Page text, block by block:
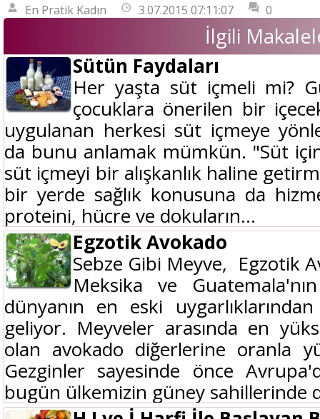
En Pratik Kadın 3.07.2015 07:11:07 0
İlgili
Sütün Faydaları
Her yaşta süt içmeli mi?
çocuklara önerilen bir
uygulanan herkesi süt içmeye
da bunu anlamak mümkün. "Süt
süt içmeyi bir alışkanlık haline
bir yerde sağlık konusuna da
proteini, hücre ve dokuların...
Egzotik Avokado
Sebze Gibi Meyve, Egzotik
Meksika ve
dünyanın en eski
geliyor. Meyveler arasında en
olan avokado diğerlerine oranla
Gezginler sayesinde önce
bugün ülkemizin güney sahillerinde